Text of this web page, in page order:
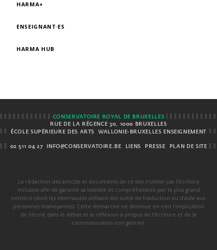
HARMA+
ENSEIGNANT·ES
HARMA HUB
CONSERVATOIRE ROYAL DE BRUXELLES
RUE DE LA RÉGENCE 30, 1000 BRUXELLES
ÉCOLE SUPÉRIEURE DES ARTS
WALLONIE-BRUXELLES ENSEIGNEMENT
02 511 04 27 INFO@CONSERVATOIRE.BE LIENS PRESSE PLAN DE SITE
La rédaction des articles et documents de ce site n’utilise pas l’écriture
inclusive afin de garantir sa lisibilité et compréhension par le plus grand
nombre (dont les internautes utilisant des outils de traduction ou d’aide aux
personnes malvoyantes). Cette démarche ne diminue en rien l’implication
de l’école dans le débat et la réflexion à propos de l’écriture et de la
communication non genrée.